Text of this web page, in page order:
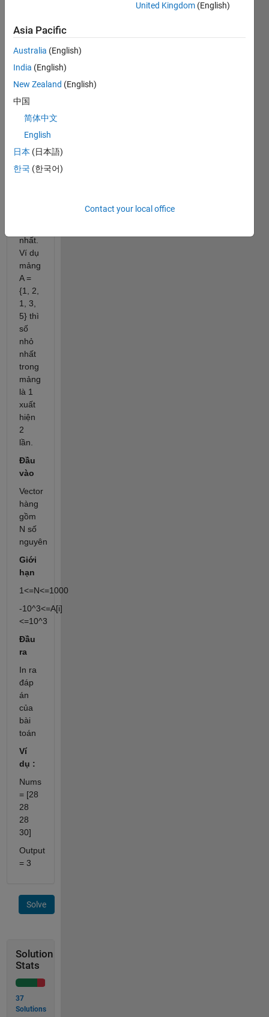
phần
tử,
hãy
đếm
trong
mảng
của
có
bao
nhiêu
nhất.
Ví dụ
mảng
A =
{1, 2,
1, 3,
5} thì
số
nhỏ
nhất
trong
mảng
là 1
xuất
hiện
2
lần.
Đầu
vào
Vector
hàng
gồm
N số
nguyên
Giới
hạn
1<=N<=1000
-10^3<=A[i]
<=10^3
Đầu
ra
In ra
đáp
án
của
bài
toán
Ví
dụ :
Nums
= [28
28
28
30]
Output
= 3
Solve
Solution
Stats
37
Solutions
United Kingdom (English)
Asia Pacific
Australia (English)
India (English)
New Zealand (English)
中国
简体中文
English
日本 (日本語)
한국 (한국어)
Contact your local office